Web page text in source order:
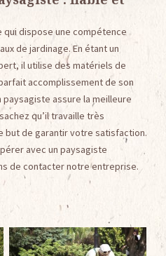
qui dispose une compétence
de jardinage. En étant un
il utilise des matériels de
accomplissement de son
assure la meilleure
qu’il travaille très
but de garantir votre satisfaction.
avec un paysagiste
de contacter notre entreprise.